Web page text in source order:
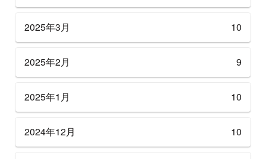
2025年3月 10
2025年2月 9
2025年1月 10
2024年12月 10